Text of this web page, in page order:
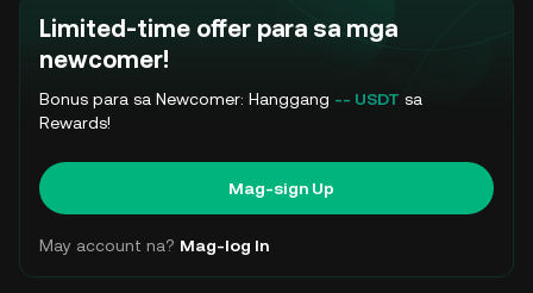
Limited-time offer para sa mga
newcomer!
Bonus para sa Newcomer: Hanggang -- USDT sa
Rewards!
Mag-sign Up
May account na? Mag-log In